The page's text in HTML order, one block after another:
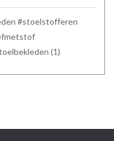
#stoelstofferen
(1)